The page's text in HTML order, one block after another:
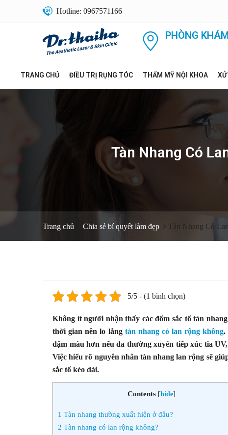
Hotline: 0967571166
PHÒNG
TRANG CHỦ ĐIỀU TRỊ RỤNG TÓC THẨM MỸ NỘI KHOA XỬ
Tàn Nhang Có
Trang chủ Chia sẻ bí quyết làm đẹp Tàn Nhang Có
5/5 - (1 bình chọn)
Không ít người nhận thấy các đốm sắc tố tàn
thời gian nên lo lắng tàn nhang có lan rộng không.
đậm màu hơn nếu da thường xuyên tiếp xúc tia
Việc hiểu rõ nguyên nhân tàn nhang lan rộng sẽ
sắc tố kéo dài.
Contents [hide]
1 Tàn nhang thường xuất hiện ở đâu?
2 Tàn nhang có lan rộng không?